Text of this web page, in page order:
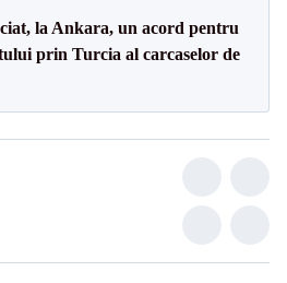
la Ankara, un acord pentru
prin Turcia al carcaselor de